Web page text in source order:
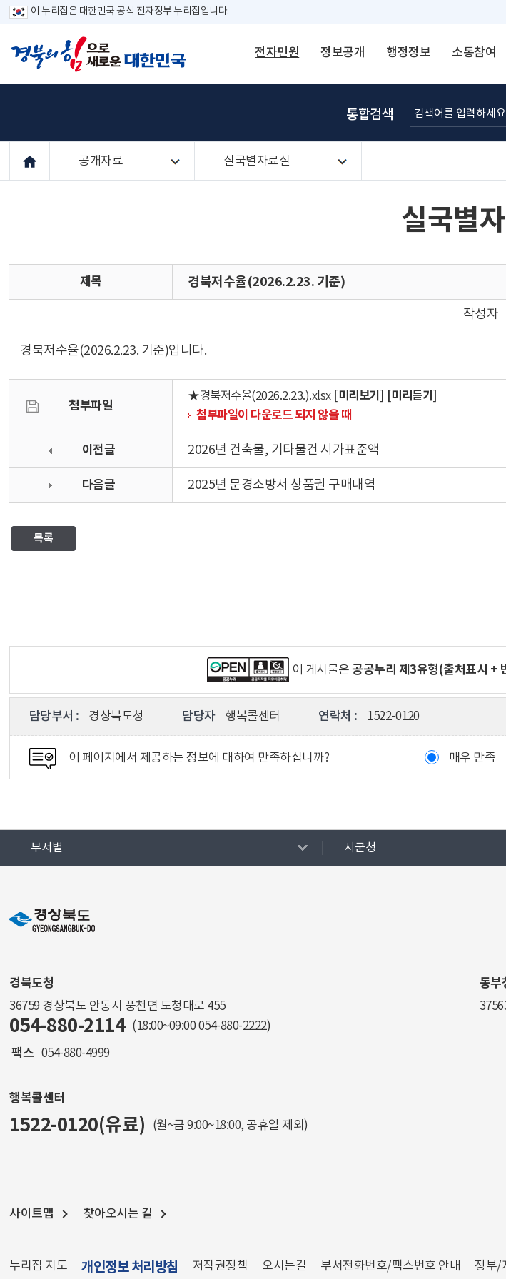
이 누리집은 대한민국 공식 전자정부 누리집입니다.
전자민원 정보공개 행정정보 소통참여
통합검색
공개자료 실국별자료실
실국별
제목 경북저수율(2026.2.23. 기준)
작성자
경북저수율(2026.2.23. 기준)입니다.
첨부파일
★경북저수율(2026.2.23.).xlsx [미리보기]
[미리듣기]
첨부파일이 다운로드 되지 않을 때
이전글 2026년 건축물, 기타물건 시가표준액
다음글 2025년 문경소방서 상품권 구매내역
목록
이 게시물은 공공누리 제3유형(출처표시 +
담당부서 : 경상북도청 담당자 행복콜센터 연락처 : 1522-0120
이 페이지에서 제공하는 정보에 대하여 만족하십니까? 매우 만족
부서별 시군청
경북도청
36759 경상북도 안동시 풍천면 도청대로 455
054-880-2114 (18:00~09:00 054-880-2222)
팩스 054-880-4999
동부
행복콜센터
1522-0120(유료) (월~금 9:00~18:00, 공휴일 제외)
사이트맵 찾아오시는 길
누리집 지도 개인정보 처리방침 저작권정책 오시는길 부서전화번호/팩스번호 안내 정부/